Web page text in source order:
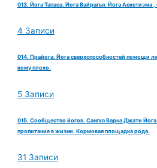
013. Йога Тапаса. Йога Вайрагья. Йога
4 Записи
014. Прайога. Йога сверхспособностей помощи
кому плохо.
5 Записи
015. Сообщество йогов. Сангха Варна Джати
пропитание в жизни. Кормовая площадка рода.
31 Записи